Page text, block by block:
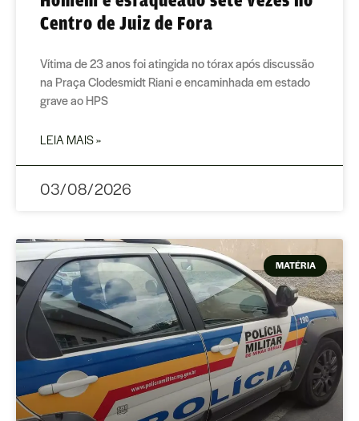
Centro de Juiz de Fora
Vítima de 23 anos foi atingida no tórax após discussão
na Praça Clodesmidt Riani e encaminhada em estado
grave ao HPS
LEIA MAIS »
03/08/2026
MATÉRIA